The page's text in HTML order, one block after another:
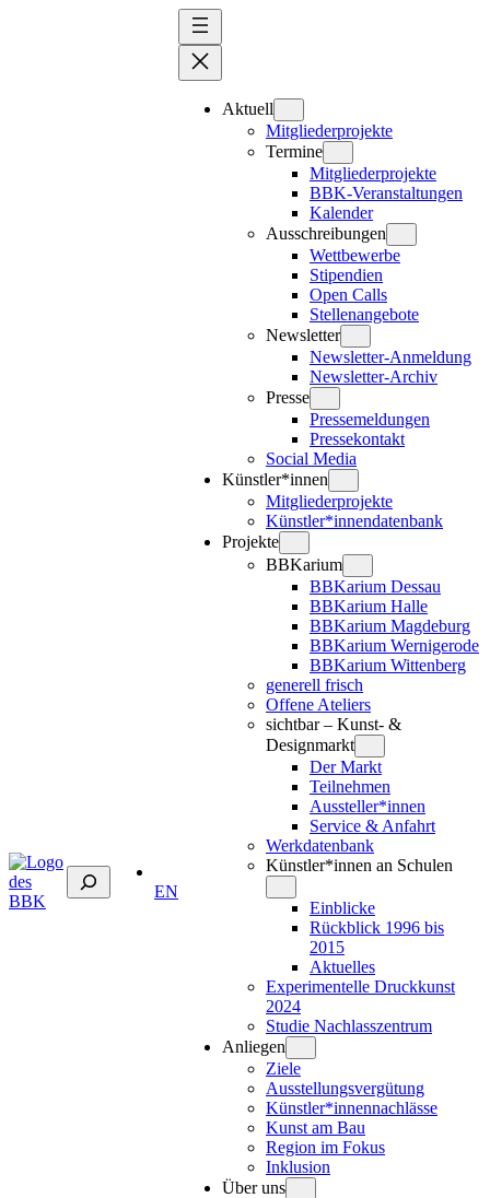
Suchen
EN
Aktuell
Mitgliederprojekte
Termine
Mitgliederprojekte
BBK-Veranstaltungen
Kalender
Ausschreibungen
Wettbewerbe
Stipendien
Open Calls
Stellenangebote
Newsletter
Newsletter-Anmeldung
Newsletter-Archiv
Presse
Pressemeldungen
Pressekontakt
Social Media
Künstler*innen
Mitgliederprojekte
Künstler*innendatenbank
Projekte
BBKarium
BBKarium Dessau
BBKarium Halle
BBKarium Magdeburg
BBKarium Wernigerode
BBKarium Wittenberg
generell frisch
Offene Ateliers
sichtbar – Kunst- &
Designmarkt
Der Markt
Teilnehmen
Aussteller*innen
Service & Anfahrt
Werkdatenbank
Künstler*innen an Schulen
Einblicke
Rückblick 1996 bis
2015
Aktuelles
Experimentelle Druckkunst
2024
Studie Nachlasszentrum
Anliegen
Ziele
Ausstellungsvergütung
Künstler*innennachlässe
Kunst am Bau
Region im Fokus
Inklusion
Über uns